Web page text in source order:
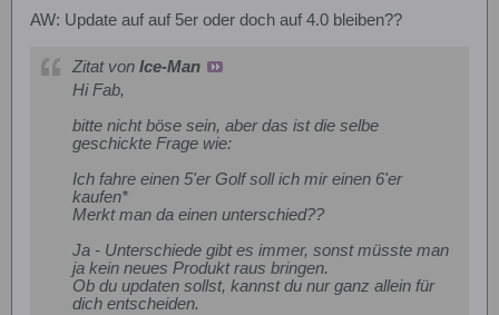
AW: Update auf auf 5er oder doch auf 4.0 bleiben??
Zitat von Ice-Man
Hi Fab,
bitte nicht böse sein, aber das ist die selbe
geschickte Frage wie:
Ich fahre einen 5'er Golf soll ich mir einen 6'er
kaufen*
Merkt man da einen unterschied??
Ja - Unterschiede gibt es immer, sonst müsste man
ja kein neues Produkt raus bringen.
Ob du updaten sollst, kannst du nur ganz allein für
dich entscheiden.